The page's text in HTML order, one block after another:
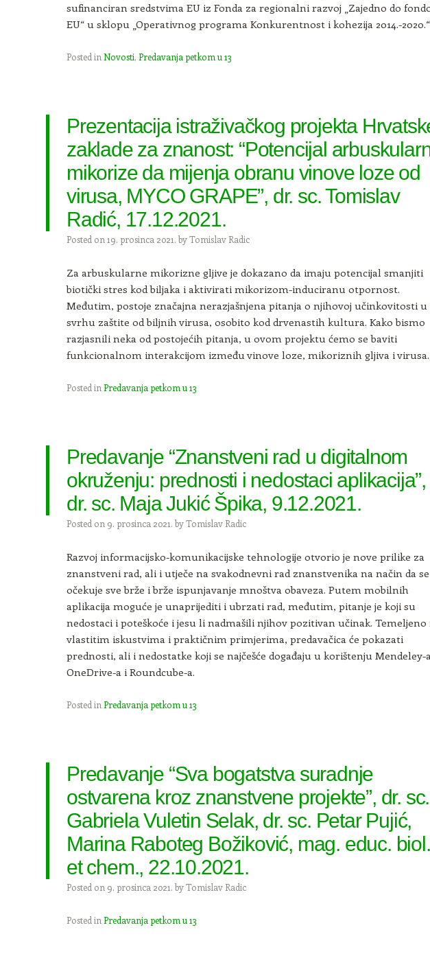
sufinanciran sredstvima EU iz Fonda za regionalni razvoj „Zajedno do
EU“ u sklopu „Operativnog programa Konkurentnost i kohezija 2014.-
Posted in Novosti, Predavanja petkom u 13
Prezentacija istraživačkog projekta
zaklade za znanost: “Potencijal
mikorize da mijenja obranu vinove loze od
virusa, MYCO GRAPE”, dr. sc. Tomislav
Radić, 17.12.2021.
Posted on 19. prosinca 2021. byTomislav Radic
Za arbuskularne mikorizne gljive je dokazano da imaju potencijal smanjiti
biotički stres kod biljaka i aktivirati mikorizom-induciranu otpornost.
Međutim, postoje značajna nerazjašnjena pitanja o njihovoj učinkovitosti u
svrhu zaštite od biljnih virusa, osobito kod drvenastih kultura. Kako bismo
razjasnili neka od postojećih pitanja, u ovom projektu ćemo se baviti
funkcionalnom interakcijom između vinove loze, mikoriznih gljiva i virusa.
Posted in Predavanja petkom u 13
Predavanje “Znanstveni rad u digitalnom
okruženju: prednosti i nedostaci aplikacija”,
dr. sc. Maja Jukić Špika, 9.12.2021.
Posted on 9. prosinca 2021. byTomislav Radic
Razvoj informacijsko-komunikacijske tehnologije otvorio je nove prilike za
znanstveni rad, ali i utječe na svakodnevni rad znanstvenika na način da se
očekuje sve brže i brže ispunjavanje mnoštva obaveza. Putem mobilnih
aplikacija moguće je unaprijediti i ubrzati rad, međutim, pitanje je koji su
nedostaci i poteškoće i jesu li nadmašili njihov pozitivan učinak. Temeljeno
vlastitim iskustvima i praktičnim primjerima, predavačica će pokazati
prednosti, ali i nedostatke koji se najčešće događaju u korištenju Mendeley-
OneDrive-a i Roundcube-a.
Posted in Predavanja petkom u 13
Predavanje “Sva bogatstva suradnje
ostvarena kroz znanstvene projekte”, dr. sc.
Gabriela Vuletin Selak, dr. sc. Petar Pujić,
Marina Raboteg Božiković, mag. educ. biol.
et chem., 22.10.2021.
Posted on 9. prosinca 2021. byTomislav Radic
Posted in Predavanja petkom u 13